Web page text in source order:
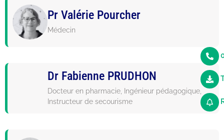
Pr Valérie Pourcher
Médecin
Dr Fabienne PRUDHON
Docteur en pharmacie, Ingénieur pédagogique,
Instructeur de secourisme